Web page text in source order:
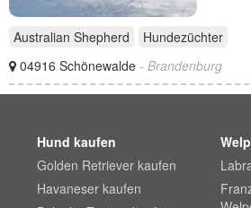
Australian Shepherd
Hundezüchter
04916 Schönewalde - Brandenburg
Hund kaufen
Golden Retriever kaufen
Havaneser kaufen